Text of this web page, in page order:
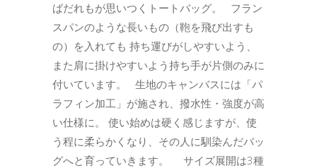
ばだれもが思いつくトートバッグ。 フラン
スパンのような長いもの（鞄を飛び出すも
の）を入れても 持ち運びがしやすいよう、
また肩に掛けやすいよう持ち手が片側のみに
付いています。 生地のキャンバスには「パ
ラフィン加工」が施され、撥水性・強度が高
い仕様に。 使い始めは硬く感じますが、使
う程に柔らかくなり、その人に馴染んだバッ
グへと育っていきます。 サイズ展開は3種